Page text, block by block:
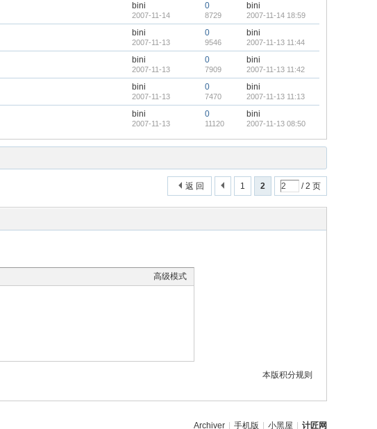
bini
2007-11-14
0
8729
bini
2007-11-14 18:59
bini
2007-11-13
0
9546
bini
2007-11-13 11:44
bini
2007-11-13
0
7909
bini
2007-11-13 11:42
bini
2007-11-13
0
7470
bini
2007-11-13 11:13
bini
2007-11-13
0
11120
bini
2007-11-13 08:50
1 2 / 2 页
返 回
高级模式
本版积分规则
Archiver 手机版 小黑屋 计匠网